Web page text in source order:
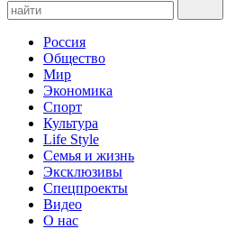
Россия
Общество
Мир
Экономика
Спорт
Культура
Life Style
Семья и жизнь
Эксклюзивы
Спецпроекты
Видео
О нас